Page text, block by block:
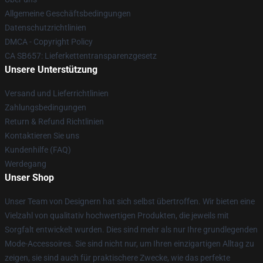
Allgemeine Geschäftsbedingungen
Datenschutzrichtlinien
DMCA - Copyright Policy
CA SB657: Lieferkettentransparenzgesetz
Unsere Unterstützung
Versand und Lieferrichtlinien
Zahlungsbedingungen
Return & Refund Richtlinien
Kontaktieren Sie uns
Kundenhilfe (FAQ)
Werdegang
Unser Shop
Unser Team von Designern hat sich selbst übertroffen. Wir bieten eine
Vielzahl von qualitativ hochwertigen Produkten, die jeweils mit
Sorgfalt entwickelt wurden. Dies sind mehr als nur Ihre grundlegenden
Mode-Accessoires. Sie sind nicht nur, um Ihren einzigartigen Alltag zu
zeigen, sie sind auch für praktischere Zwecke, wie das perfekte